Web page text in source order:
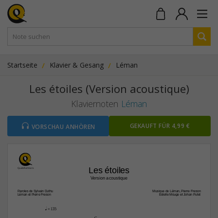
Startseite Klavier & Gesang Léman
Les étoiles (Version acoustique)
Klaviernoten Léman
VORSCHAU ANHÖREN GEKAUFT FÜR 4,99 €
Les étoiles
Musique de Léman, Pierre Freson
Estelle Mouge et Johan Putet
Paroles de Sylvain Duthu
Léman et Pierre Freson
q = 135
Version acoustique